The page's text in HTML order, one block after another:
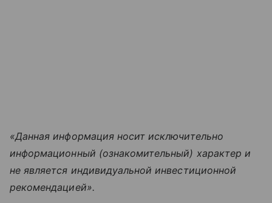
«Данная информация носит исключительно
информационный (ознакомительный) характер и
не является индивидуальной инвестиционной
рекомендацией».